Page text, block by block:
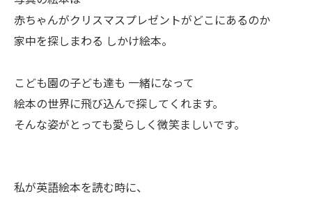
赤ちゃんがクリスマスプレゼントがどこにあるのか
家中を探しまわる しかけ絵本。
こども園の子ども達も 一緒になって
絵本の世界に飛び込んで探してくれます。
そんな姿がとっても愛らしく微笑ましいです。
私が英語絵本を読む時に、